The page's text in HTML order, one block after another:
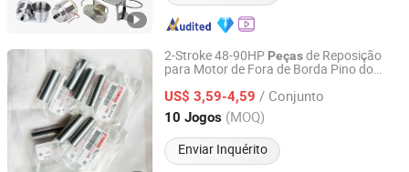
2-Stroke 48-90HP Peçasde Reposição
para Motor de Fora de Borda Pino do
Motor de Fora de Borda YAMAHA
US$ 3,59-4,59 / Conjunto
10 Jogos (MOQ)
Enviar Inquérito
Liaocheng Junyi Auto Parts Co., Ltd.
Shandong, China Desde 2026